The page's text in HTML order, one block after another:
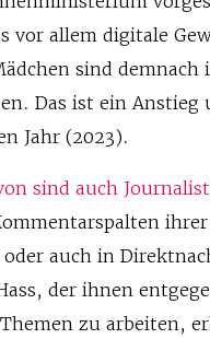
vor allem digitale
sind demnach
Das ist ein Anstieg
Jahr (2023).
sind auch
auch in
der ihnen
zu arbeiten,